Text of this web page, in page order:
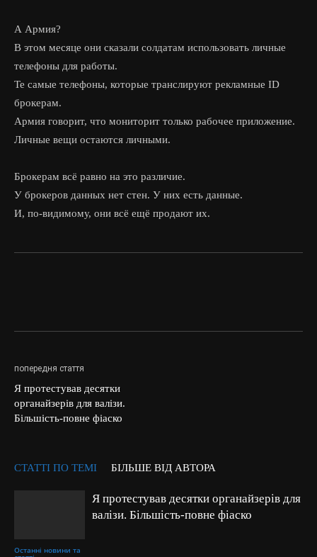
А Армия?
В этом месяце они сказали солдатам использовать личные
телефоны для работы.
Те самые телефоны, которые транслируют рекламные ID
брокерам.
Армия говорит, что мониторит только рабочее приложение.
Личные вещи остаются личными.
Брокерам всё равно на это различие.
У брокеров данных нет стен. У них есть данные.
И, по-видимому, они всё ещё продают их.
попередня стаття
Я протестував десятки
органайзерів для валізи.
Більшість-повне фіаско
СТАТТІ ПО ТЕМІ БІЛЬШЕ ВІД АВТОРА
Останні новини та
Я протестував десятки органайзерів для
валізи. Більшість-повне фіаско